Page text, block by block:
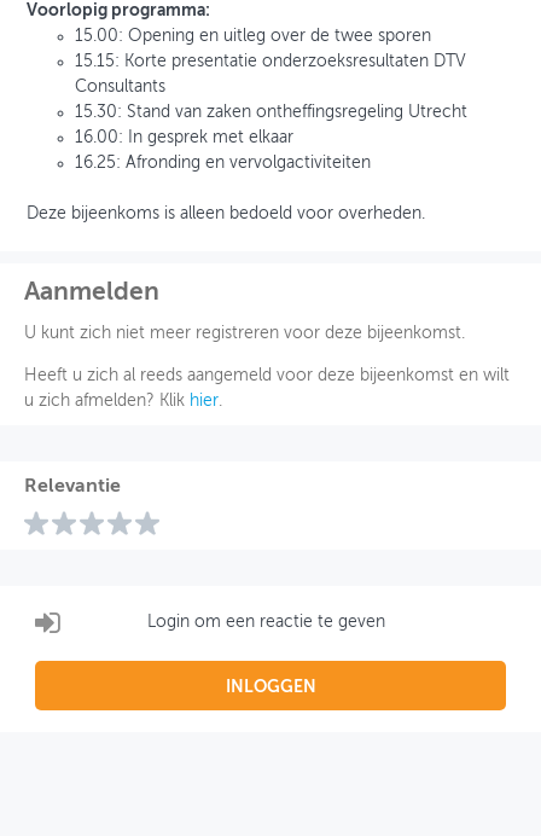
Voorlopig programma:
15.00: Opening en uitleg over de twee sporen
15.15: Korte presentatie onderzoeksresultaten DTV
Consultants
15.30: Stand van zaken ontheffingsregeling Utrecht
16.00: In gesprek met elkaar
16.25: Afronding en vervolgactiviteiten
Deze bijeenkoms is alleen bedoeld voor overheden.
Aanmelden
U kunt zich niet meer registreren voor deze bijeenkomst.
Heeft u zich al reeds aangemeld voor deze bijeenkomst en wilt
u zich afmelden? Klik hier.
Relevantie
Login om een reactie te geven
INLOGGEN